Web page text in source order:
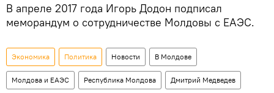
В апреле 2017 года Игорь Додон подписал
меморандум о сотрудничестве Молдовы с ЕАЭС.
Экономика Политика Новости В Молдове
Молдова и ЕАЭС Республика Молдова Дмитрий Медведев